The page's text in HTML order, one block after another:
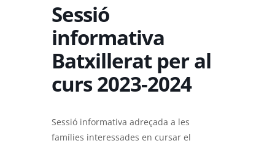
Sessió
informativa
Batxillerat per al
curs 2023-2024
Sessió informativa adreçada a les
famílies interessades en cursar el